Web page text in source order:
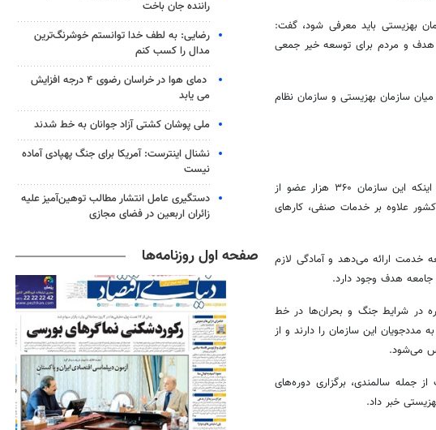
بهزیستی باید معرفی شود، گفت:
و مردم برای توسعه خیر جمعی
سازمان بهزیستی و سازمان نظام
محمد رئیس زاده رئیس سازمان نظام پزشکی کشور نیز در این جلسه با بیان اینکه این سازمان ۳۶۰ هزار عضو از
در سراسر کشور علاوه بر خدمات صنفی، کارهای
ارائه می‌دهد و آمادگی لازم
جامعه هدف وجود دارد.
در شرایط جنگ و بحران‌ها در خط
این سازمان را دارند و از
می‌شود.
جمله سالمندی، برگزاری دوره‌های
خبر داد.
راننده جان باخت
رضایی: به لطف خدا توانستم خوشرنگ‌ترین
مدال را کسب کنم
دمای هوا در خراسان رضوی ۴ درجه افزایش
می یابد
ملی پوشان کشتی آزاد جوانان به خط شدند
نشنال اینترست: آمریکا برای جنگ پهپادی آماده
نیست
دستگیری عامل انتشار مطالب توهین‌آمیز علیه
زائران اربعین در فضای مجازی
صفحه اول روزنامه‌ها